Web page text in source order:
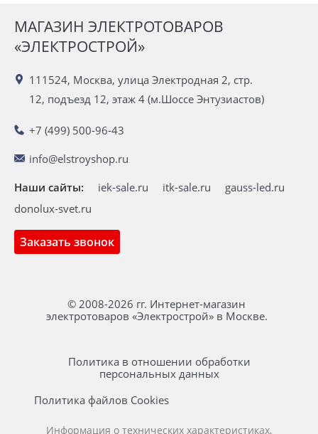
МАГАЗИН ЭЛЕКТРОТОВАРОВ
«ЭЛЕКТРОСТРОЙ»
111524, Москва, улица Электродная 2, стр.
12, подъезд 12, этаж 4 (м.Шоссе Энтузиастов)
+7 (499) 500-96-43
info@elstroyshop.ru
Заказать звонок
Наши сайты: iek-sale.ru itk-sale.ru
gauss-led.ru
donolux-svet.ru
© 2008-2026 гг. Интернет-магазин
электротоваров «Электрострой» в Москве.
Политика в отношении обработки
персональных данных
Политика файлов Cookies
Информация о технических характеристиках,